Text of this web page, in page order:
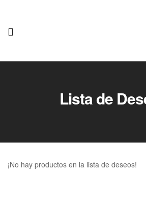
Lipoblue
Oficial
Lista de
¡No hay productos en la lista de deseos!